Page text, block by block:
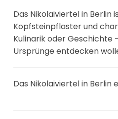
Das Nikolaiviertel in Berlin
Kopfsteinpflaster und
Kulinarik oder Geschichte
Ursprünge entdecken
Das Nikolaiviertel in